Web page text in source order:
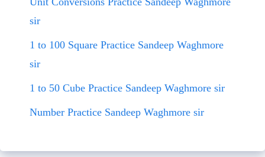
sir
1 to 100 Square Practice Sandeep Waghmore
sir
1 to 50 Cube Practice Sandeep Waghmore sir
Number Practice Sandeep Waghmore sir